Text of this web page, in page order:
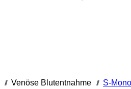
/// Venöse Blutentnahme /// S-